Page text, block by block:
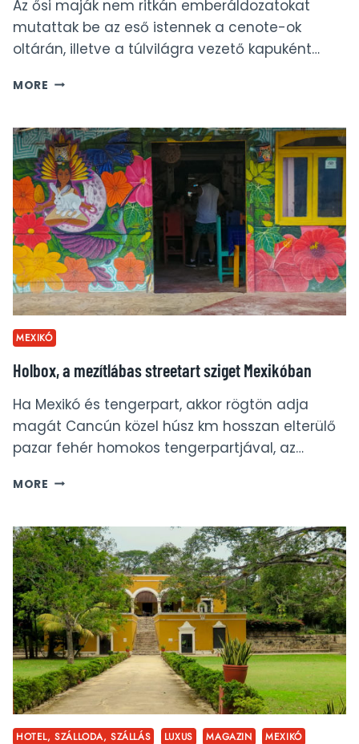
Az ősi maják nem ritkán emberáldozatokat
mutattak be az eső istennek a cenote-ok
oltárán, illetve a túlvilágra vezető kapuként…
MORE CENOTE
MEXIKÓ
LEGPAZARABB
VÍZNYELŐIBEN
MEXIKÓ
Holbox, a mezítlábas streetart sziget Mexikóban
Ha Mexikó és tengerpart, akkor rögtön adja
magát Cancún közel húsz km hosszan elterülő
pazar fehér homokos tengerpartjával, az…
MORE HOLBOX,
STREETART
SZIGET
MEXIKÓBAN
HOTEL, SZÁLLODA, SZÁLLÁS LUXUS MAGAZIN MEXIKÓ